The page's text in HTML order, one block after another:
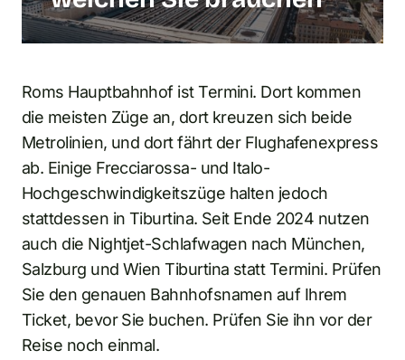
Roms Hauptbahnhof ist Termini. Dort kommen
die meisten Züge an, dort kreuzen sich beide
Metrolinien, und dort fährt der Flughafenexpress
ab. Einige Frecciarossa- und Italo-
Hochgeschwindigkeitszüge halten jedoch
stattdessen in Tiburtina. Seit Ende 2024 nutzen
auch die Nightjet-Schlafwagen nach München,
Salzburg und Wien Tiburtina statt Termini. Prüfen
Sie den genauen Bahnhofsnamen auf Ihrem
Ticket, bevor Sie buchen. Prüfen Sie ihn vor der
Reise noch einmal.